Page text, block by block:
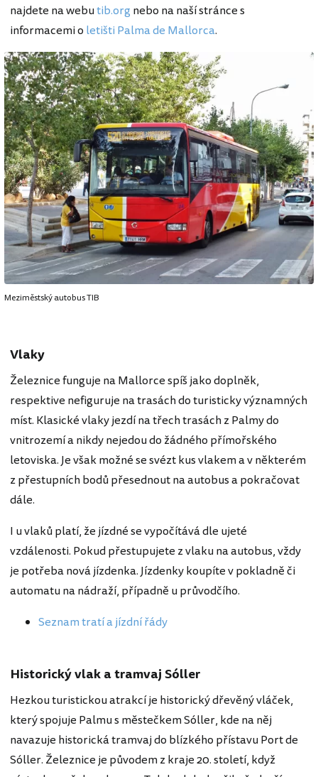
najdete na webutib.org nebo na naší stránce s
informacemi o letišti Palma de Mallorca.
Meziměstský autobus TIB
Vlaky
Železnice funguje na Mallorce spíš jako doplněk,
respektive nefiguruje na trasách do turisticky významných
míst. Klasické vlaky jezdí na třech trasách z Palmy do
vnitrozemí a nikdy nejedou do žádného přímořského
letoviska. Je však možné se svézt kus vlakem a v některém
z přestupních bodů přesednout na autobus a pokračovat
dále.
I u vlaků platí, že jízdné se vypočítává dle ujeté
vzdálenosti. Pokud přestupujete z vlaku na autobus, vždy
je potřeba nová jízdenka. Jízdenky koupíte v pokladně či
automatu na nádraží, případně u průvodčího.
Seznam tratí a jízdní řády
Historický vlak a tramvaj Sóller
Hezkou turistickou atrakcí je historický dřevěný vláček,
který spojuje Palmu s městečkem Sóller, kde na něj
navazuje historická tramvaj do blízkého přístavu Port de
Sóller. Železnice je původem z kraje 20. století, když